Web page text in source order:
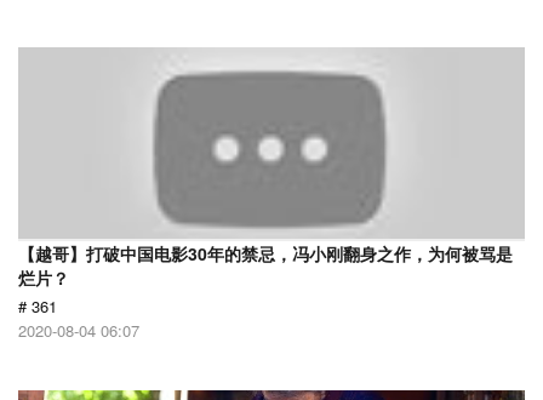
【越哥】打破中国电影30年的禁忌，冯小刚翻身之作，为何被骂是
烂片？
# 361
2020-08-04 06:07